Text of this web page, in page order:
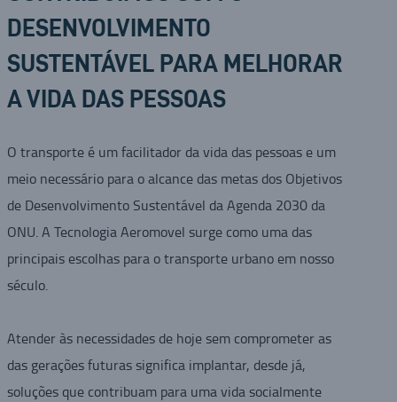
DESENVOLVIMENTO
SUSTENTÁVEL PARA MELHORAR
A VIDA DAS PESSOAS
O transporte é um facilitador da vida das pessoas e um
meio necessário para o alcance das metas dos Objetivos
de Desenvolvimento Sustentável da Agenda 2030 da
ONU. A Tecnologia Aeromovel surge como uma das
principais escolhas para o transporte urbano em nosso
século.
Atender às necessidades de hoje sem comprometer as
das gerações futuras significa implantar, desde já,
soluções que contribuam para uma vida socialmente